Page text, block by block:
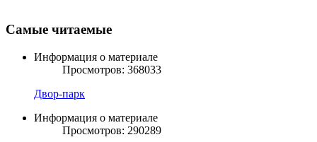
Самые читаемые
Информация о материале
Просмотров: 368033
Двор-парк
Информация о материале
Просмотров: 290289